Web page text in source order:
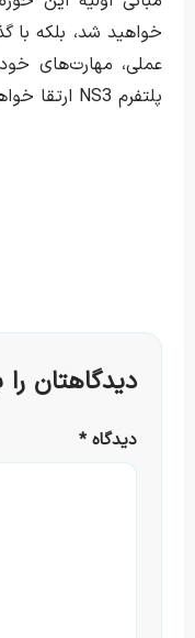
خواهید شد، بلکه با
عملی، مهارت‌های
پلتفرم NS3 ارتقا خواهید داد.
دیدگاهتان
دیدگاه*